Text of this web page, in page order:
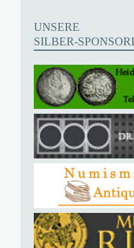
UNSERE
SILBER-